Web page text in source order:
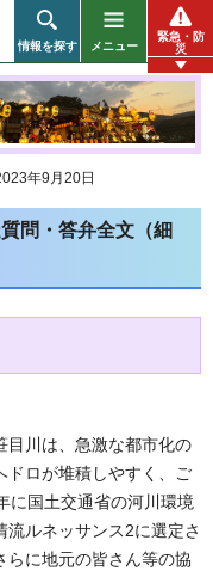
情報を探す メニュー
緊急・防
災
年9月20日
問・答弁全文（細
目川は、急激な都市化の
ドロが堆積しやすく、ご
に国土交通省の河川環境
ルネッサンス2に選定さ
らに地元の皆さん等の協